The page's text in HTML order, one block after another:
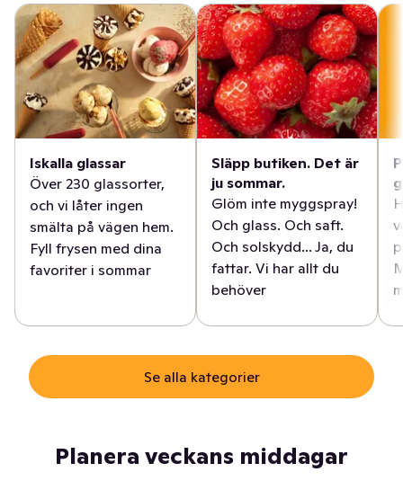
Iskalla glassar
Över 230 glassorter,
och vi låter ingen
smälta på vägen hem.
Fyll frysen med dina
favoriter i sommar
Släpp butiken. Det är
ju sommar.
Glöm inte myggspray!
Och glass. Och saft.
Och solskydd... Ja, du
fattar. Vi har allt du
behöver
Se alla kategorier
Planera veckans middagar